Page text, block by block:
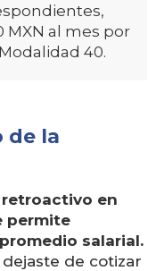
MXN al mes por
40.
de la
en
permite
salarial.
de cotizar